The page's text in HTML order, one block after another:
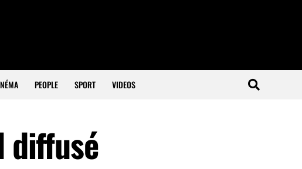
PEOPLE SPORT VIDEOS
diffusé